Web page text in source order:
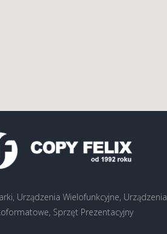
Urządzenia Wielofunkcyjne, Urządzenia
Sprzęt Prezentacyjny